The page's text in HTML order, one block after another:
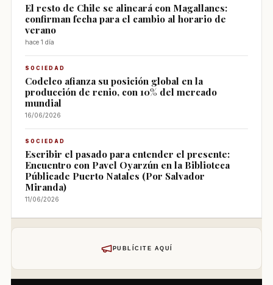
El resto de Chile se alineará con Magallanes:
confirman fecha para el cambio al horario de
verano
hace 1 día
SOCIEDAD
Codelco afianza su posición global en la
producción de renio, con 10% del mercado
mundial
16/06/2026
SOCIEDAD
Escribir el pasado para entender el presente:
Encuentro con Pavel Oyarzún en la Biblioteca
Públicade Puerto Natales (Por Salvador
Miranda)
11/06/2026
PUBLÍCITE AQUÍ